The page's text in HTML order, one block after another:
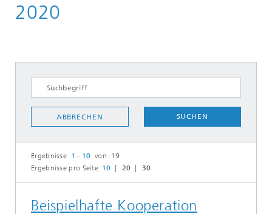
Pressearchiv
2020
ABBRECHEN SUCHEN
Ergebnisse 1 - 10 von 19
Ergebnisse pro Seite 10 20 30
Beispielhafte Kooperation